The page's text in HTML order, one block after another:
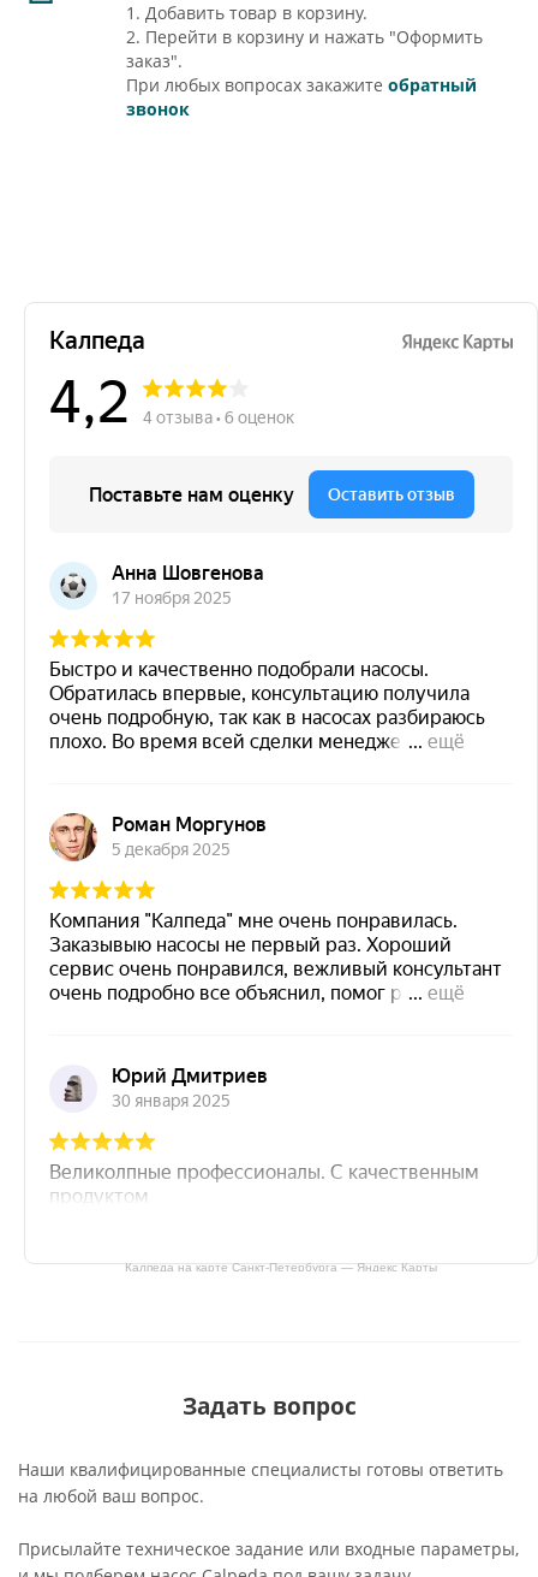
1. Добавить товар в корзину.
2. Перейти в корзину и нажать "Оформить
заказ".
При любых вопросах закажите обратный
звонок
Калпеда на карте Санкт‑Петербурга — Яндекс Карты
Задать вопрос
Наши квалифицированные специалисты готовы ответить
на любой ваш вопрос.
Присылайте техническое задание или входные параметры,